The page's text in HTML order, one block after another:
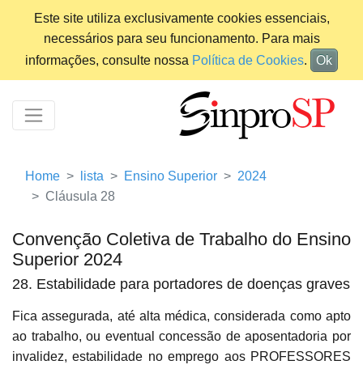
Este site utiliza exclusivamente cookies essenciais,
necessários para seu funcionamento. Para mais
informações, consulte nossa Política de Cookies. Ok
Home lista Ensino Superior
2024
Cláusula 28
Convenção Coletiva de Trabalho do Ensino
Superior 2024
28. Estabilidade para portadores de doenças graves
Fica assegurada, até alta médica, considerada como apto
ao trabalho, ou eventual concessão de aposentadoria por
invalidez, estabilidade no emprego aos PROFESSORES